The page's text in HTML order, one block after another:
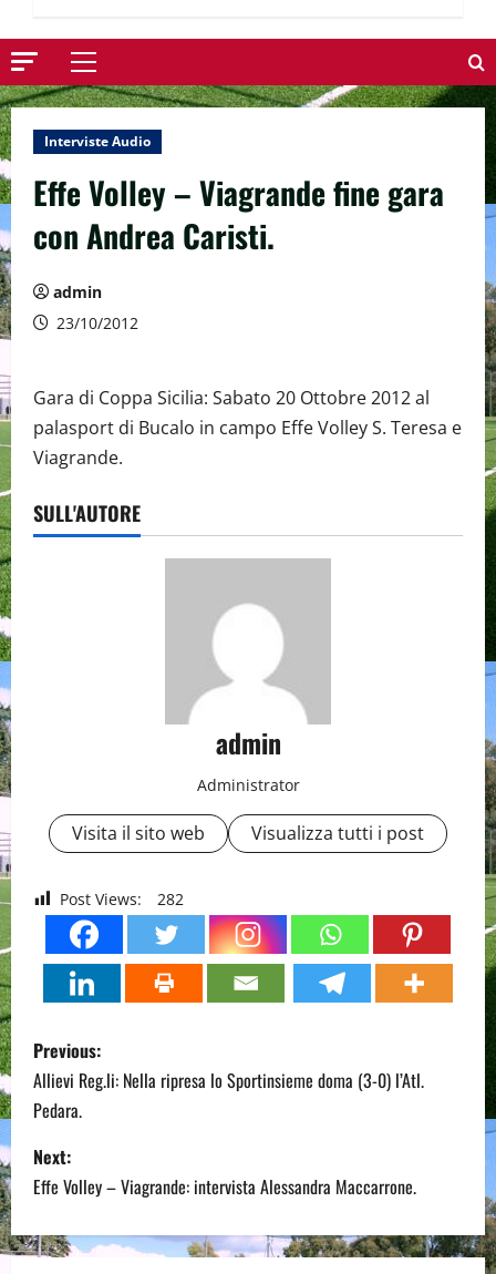
Menu
principale
Interviste Audio
Effe Volley – Viagrande fine gara
con Andrea Caristi.
admin
23/10/2012
Gara di Coppa Sicilia: Sabato 20 Ottobre 2012 al
palasport di Bucalo in campo Effe Volley S. Teresa e
Viagrande.
SULL'AUTORE
admin
Administrator
Visita il sito web Visualizza tutti i post
Post Views: 282
P
o
s
t
n
Previous:
Allievi Reg.li: Nella ripresa lo Sportinsieme doma (3-0) l’Atl.
Pedara.
Next:
Effe Volley – Viagrande: intervista Alessandra Maccarrone.